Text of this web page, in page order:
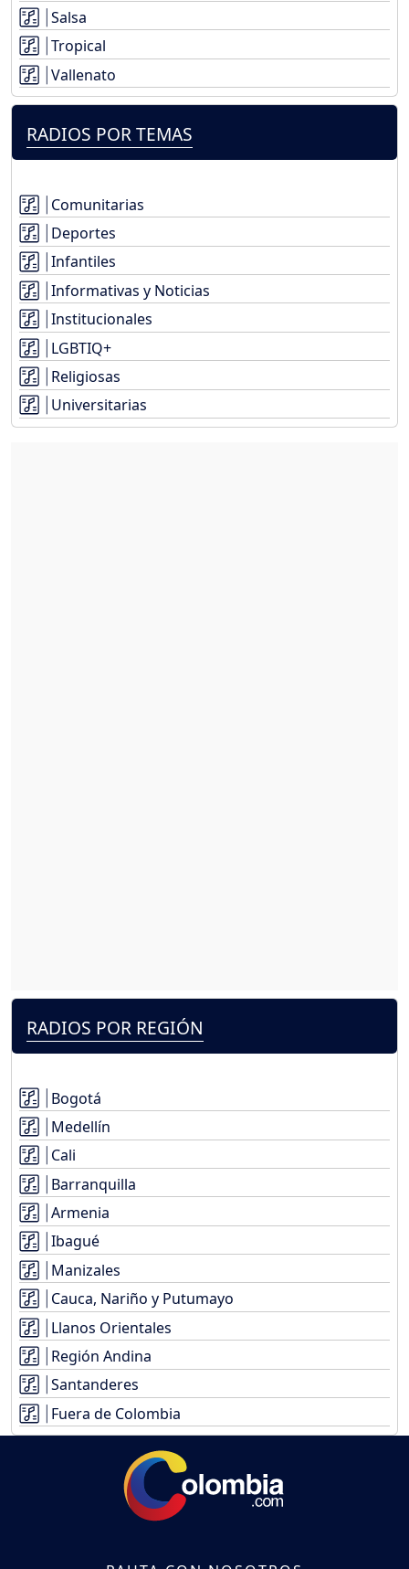
Salsa
Tropical
Vallenato
RADIOS POR TEMAS
Comunitarias
Deportes
Infantiles
Informativas y Noticias
Institucionales
LGBTIQ+
Religiosas
Universitarias
RADIOS POR REGIÓN
Bogotá
Medellín
Cali
Barranquilla
Armenia
Ibagué
Manizales
Cauca, Nariño y Putumayo
Llanos Orientales
Región Andina
Santanderes
Fuera de Colombia